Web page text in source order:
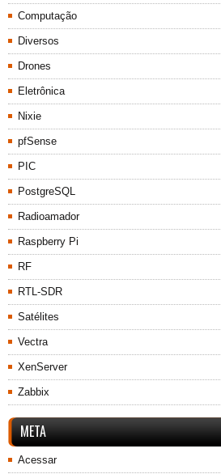
Computação
Diversos
Drones
Eletrônica
Nixie
pfSense
PIC
PostgreSQL
Radioamador
Raspberry Pi
RF
RTL-SDR
Satélites
Vectra
XenServer
Zabbix
META
Acessar